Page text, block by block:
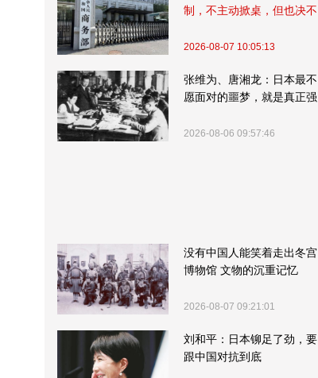
制，不主动掀桌，但也决不
2026-08-07 10:05:13
张维为、唐湘龙：日本最不
愿面对的噩梦，就是真正强
2026-08-06 09:57:46
没有中国人能笑着走出冬宫
博物馆 文物的沉重记忆
2026-08-07 09:21:01
刘和平：日本铆足了劲，要
跟中国对抗到底